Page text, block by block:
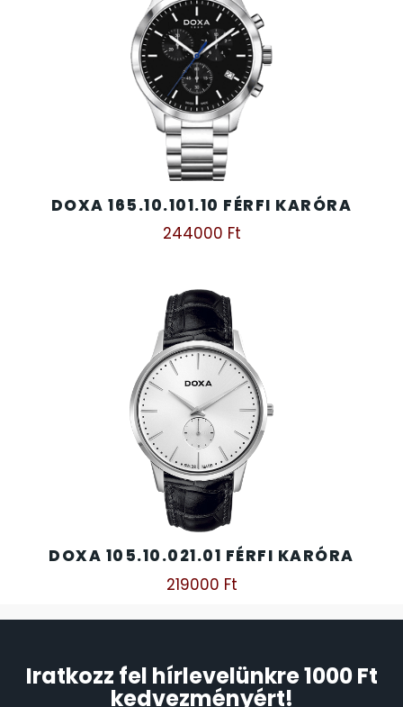
DOXA 165.10.101.10 FÉRFI KARÓRA
244000 Ft
DOXA 105.10.021.01 FÉRFI KARÓRA
219000 Ft
Iratkozz fel hírlevelünkre 1000 Ft
kedvezményért!